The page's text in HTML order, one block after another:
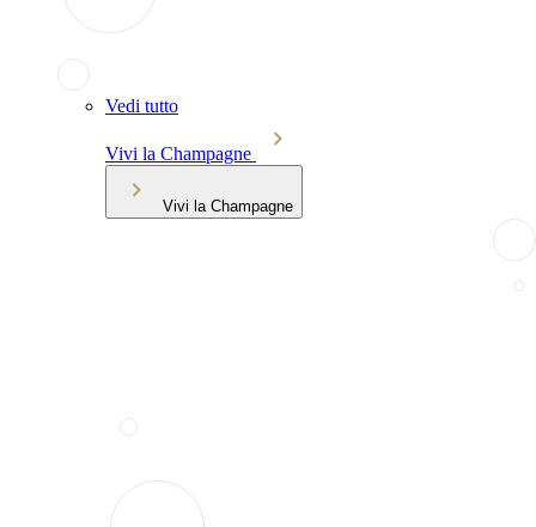
Vedi tutto
Vivi la Champagne
Vivi la Champagne